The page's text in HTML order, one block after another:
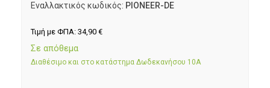
Εναλλακτικός κωδικός: PIONEER-DE
Τιμή με ΦΠΑ: 34,90 €
Σε απόθεμα
Διαθέσιμο και στο κατάστημα Δωδεκανήσου 10Α